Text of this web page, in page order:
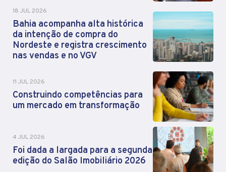
18 JUL 2026
Bahia acompanha alta histórica
da intenção de compra do
Nordeste e registra crescimento
nas vendas e no VGV
11 JUL 2026
Construindo competências para
um mercado em transformação
4 JUL 2026
Foi dada a largada para a segunda
edição do Salão Imobiliário 2026